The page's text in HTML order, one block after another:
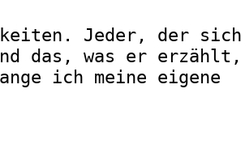
Jeder, der
das, was er
ich meine eigene